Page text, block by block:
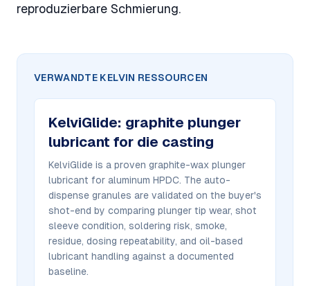
reproduzierbare Schmierung.
VERWANDTE KELVIN RESSOURCEN
KelviGlide: graphite plunger
lubricant for die casting
KelviGlide is a proven graphite-wax plunger
lubricant for aluminum HPDC. The auto-
dispense granules are validated on the buyer's
shot-end by comparing plunger tip wear, shot
sleeve condition, soldering risk, smoke,
residue, dosing repeatability, and oil-based
lubricant handling against a documented
baseline.